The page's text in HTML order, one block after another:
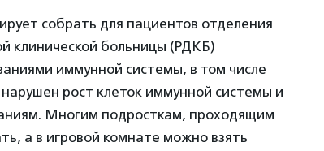
собрать для пациентов отделения
клинической больницы (РДКБ)
иммунной системы, в том числе
рост клеток иммунной системы и
Многим подросткам, проходящим
а в игровой комнате можно взять